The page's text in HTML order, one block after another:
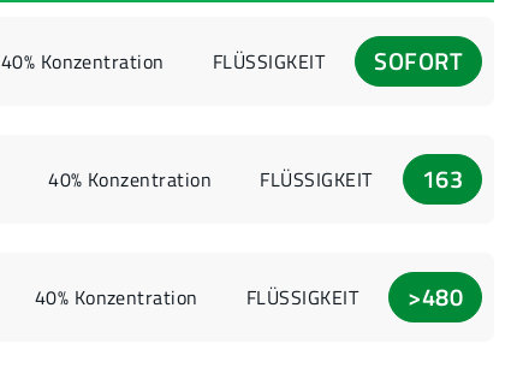
40% Konzentration FLÜSSIGKEIT SOFORT
40% Konzentration FLÜSSIGKEIT 163
40% Konzentration FLÜSSIGKEIT >480